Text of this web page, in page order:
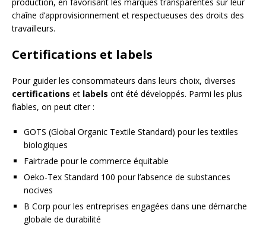
chaîne d’approvisionnement et respectueuses des droits des
travailleurs.
Certifications et labels
Pour guider les consommateurs dans leurs choix, diverses
certifications et labels ont été développés. Parmi les plus
fiables, on peut citer :
GOTS (Global Organic Textile Standard) pour les textiles
biologiques
Fairtrade pour le commerce équitable
Oeko-Tex Standard 100 pour l’absence de substances
nocives
B Corp pour les entreprises engagées dans une démarche
globale de durabilité